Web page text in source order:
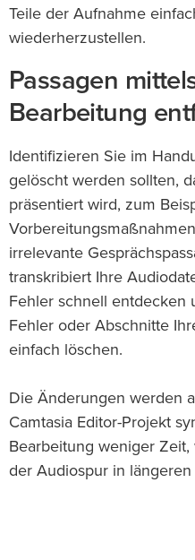
Teile der Aufnahme
wiederherzustellen.
Passagen
Bearbeitung
Identifizieren Sie im
gelöscht werden sollten,
präsentiert wird, zum
irrelevante
transkribiert Ihre
Fehler schnell entdecken
Fehler oder Abschnitte
einfach löschen.
Die Änderungen werden
Camtasia Editor-Projekt
Bearbeitung weniger
der Audiospur in